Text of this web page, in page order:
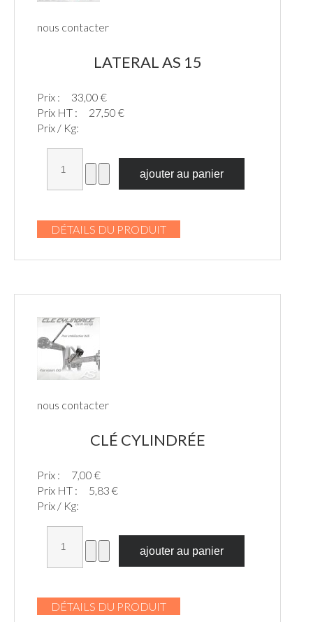
nous contacter
LATERAL AS 15
Prix :
33,00 €
Prix HT :
27,50 €
Prix / Kg:
DÉTAILS DU PRODUIT
nous contacter
CLÉ CYLINDRÉE
Prix :
7,00 €
Prix HT :
5,83 €
Prix / Kg:
DÉTAILS DU PRODUIT